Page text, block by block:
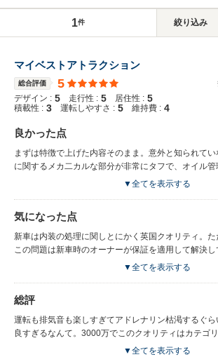
1件 絞り込み
マイベストアトラクション
総合評価 5
デザイン : 5 走行性 : 5 居住性 : 5
積載性 : 3 運転しやすさ : 5 維持費 : 4
良かった点
まずは特徴で上げた内容そのまま。意外と知られて
に関するメカ二カルな部分が非常にタフで、オイル管
ンジンや駆動系のトラブルの懸念はほぼないことです
っかり届きます。しかもリアガラス開閉はスパイダー
に関してはカーボンバスタブボディできしみ音など
増も少ない。600LTに関してはスパイダー1択じゃな
▼全てを表示する
気になった点
新車は内装の処理に関しとにかく英国クオリティ。
この問題は新車時のオーナーが保証を適用して解決し
にはマクラーレン乗りがイタリアンスーパーカーユー
り、愛社（車）精神が強い印象があります。なぜそこ
ら、愛社（車）精神の源泉は、効率重視ではなく、
対し、ユーザー目線でとことん問題解決に取り組める
▼全てを表示する
総評
運転も排気音も楽しすぎてアドレナリン枯渇するぐ
良すぎるなんて。3000万でこのクオリティはカテゴ
▼全てを表示する